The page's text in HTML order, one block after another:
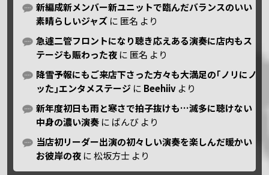
新編成新メンバー新ユニットで臨んだバランスのいい
素晴らしいジャズ に 匿名 より
急遽二管フロントになり聴き応えある演奏に店内もス
テージも賑わった夜 に 匿名 より
降雪予報にもご来店下さった方々も大満足の｢ノリにノ
ッた｣エンタメステージ に Beehiiv より
新年度初日も雨と寒さで拍子抜けも…滅多に聴けない
中身の濃い演奏 に ばんび より
当店初リーダー出演の初々しい演奏を楽しんだ暖かい
お彼岸の夜 に松坂方士 より